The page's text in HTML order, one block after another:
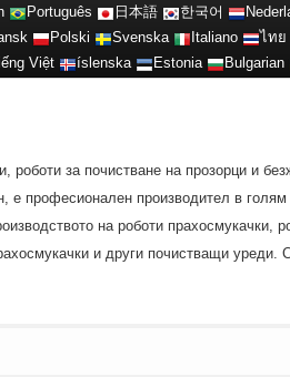
Português 日本語 한국어
Polski Svenska Italiano ไทย
Việt íslenska Estonia Bulgarian
роботи за почистване на прозорци и
професионален производител в
на роботи прахосмукачки,
и други почистващи уреди.